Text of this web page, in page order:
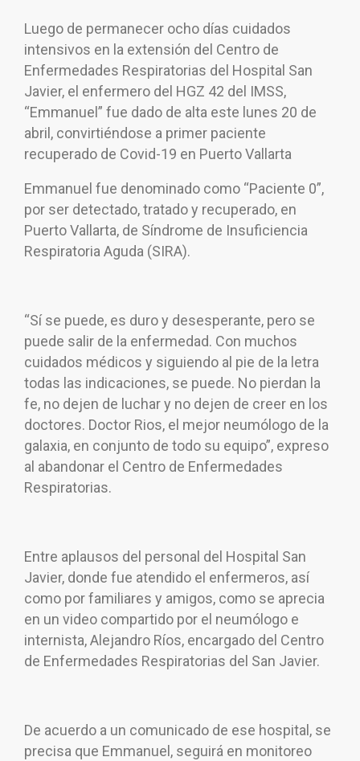
Luego de permanecer ocho días cuidados
intensivos en la extensión del Centro de
Enfermedades Respiratorias del Hospital San
Javier, el enfermero del HGZ 42 del IMSS,
“Emmanuel” fue dado de alta este lunes 20 de
abril, convirtiéndose a primer paciente
recuperado de Covid-19 en Puerto Vallarta
Emmanuel fue denominado como “Paciente 0”,
por ser detectado, tratado y recuperado, en
Puerto Vallarta, de Síndrome de Insuficiencia
Respiratoria Aguda (SIRA).
“Sí se puede, es duro y desesperante, pero se
puede salir de la enfermedad. Con muchos
cuidados médicos y siguiendo al pie de la letra
todas las indicaciones, se puede. No pierdan la
fe, no dejen de luchar y no dejen de creer en los
doctores. Doctor Rios, el mejor neumólogo de la
galaxia, en conjunto de todo su equipo”, expreso
al abandonar el Centro de Enfermedades
Respiratorias.
Entre aplausos del personal del Hospital San
Javier, donde fue atendido el enfermeros, así
como por familiares y amigos, como se aprecia
en un video compartido por el neumólogo e
internista, Alejandro Ríos, encargado del Centro
de Enfermedades Respiratorias del San Javier.
De acuerdo a un comunicado de ese hospital, se
precisa que Emmanuel, seguirá en monitoreo